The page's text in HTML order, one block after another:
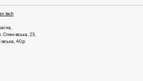
Оленівська, 23,​
40р